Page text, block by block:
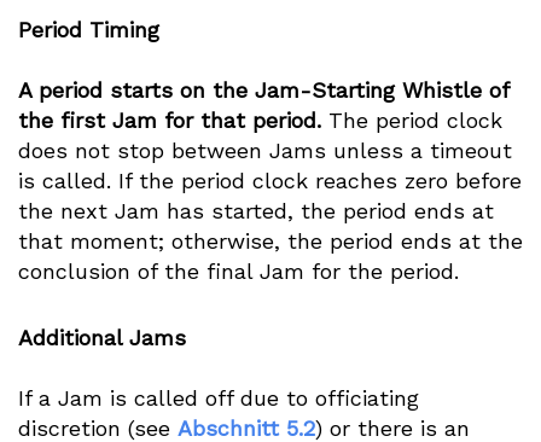
Period Timing
A period starts on the Jam-Starting Whistle of
the first Jam for that period. The period clock
does not stop between Jams unless a timeout
is called. If the period clock reaches zero before
the next Jam has started, the period ends at
that moment; otherwise, the period ends at the
conclusion of the final Jam for the period.
Additional Jams
If a Jam is called off due to officiating
discretion (see Abschnitt 5.2) or there is an